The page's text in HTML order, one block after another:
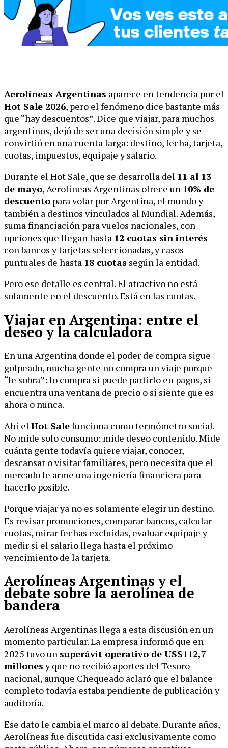
Aerolíneas Argentinas aparece en tendencia por el
Hot Sale 2026, pero el fenómeno dice bastante más
que “hay descuentos”. Dice que viajar, para muchos
argentinos, dejó de ser una decisión simple y se
convirtió en una cuenta larga: destino, fecha, tarjeta,
cuotas, impuestos, equipaje y salario.
Durante el Hot Sale, que se desarrolla del 11 al 13
de mayo, Aerolíneas Argentinas ofrece un 10% de
descuento para volar por Argentina, el mundo y
también a destinos vinculados al Mundial. Además,
suma financiación para vuelos nacionales, con
opciones que llegan hasta 12 cuotas sin interés
con bancos y tarjetas seleccionadas, y casos
puntuales de hasta 18 cuotas según la entidad.
Pero ese detalle es central. El atractivo no está
solamente en el descuento. Está en las cuotas.
Viajar en Argentina: entre el
deseo y la calculadora
En una Argentina donde el poder de compra sigue
golpeado, mucha gente no compra un viaje porque
“le sobra”: lo compra si puede partirlo en pagos, si
encuentra una ventana de precio o si siente que es
ahora o nunca.
Ahí el Hot Salefunciona como termómetro social.
No mide solo consumo: mide deseo contenido. Mide
cuánta gente todavía quiere viajar, conocer,
descansar o visitar familiares, pero necesita que el
mercado le arme una ingeniería financiera para
hacerlo posible.
Porque viajar ya no es solamente elegir un destino.
Es revisar promociones, comparar bancos, calcular
cuotas, mirar fechas excluidas, evaluar equipaje y
medir si el salario llega hasta el próximo
vencimiento de la tarjeta.
Aerolíneas Argentinas y el
debate sobre la aerolínea de
bandera
Aerolíneas Argentinas llega a esta discusión en un
momento particular. La empresa informó que en
2025 tuvo un superávit operativo de US$112,7
millonesy que no recibió aportes del Tesoro
nacional, aunque Chequeado aclaró que el balance
completo todavía estaba pendiente de publicación y
auditoría.
Ese dato le cambia el marco al debate. Durante años,
Aerolíneas fue discutida casi exclusivamente como